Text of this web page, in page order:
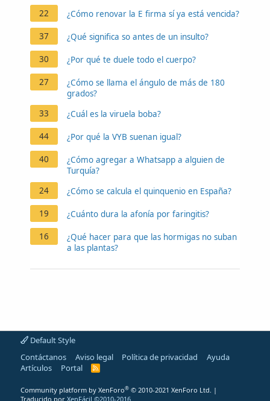
22 ¿Cómo renovar la E firma sí ya está vencida?
37 ¿Qué significa so antes de un insulto?
30 ¿Por qué te duele todo el cuerpo?
27
¿Cómo se llama el ángulo de más de 180
grados?
33
¿Cuál es la viruela boba?
44 ¿Por qué la VYB suenan igual?
40
¿Cómo agregar a Whatsapp a alguien de
Turquía?
24
¿Cómo se calcula el quinquenio en España?
19 ¿Cuánto dura la afonía por faringitis?
16
¿Qué hacer para que las hormigas no suban
a las plantas?
Default Style
Contáctanos
Aviso legal Política de privacidad
Ayuda
Artículos
Portal
R
Community platform by XenForo® © 2010-2021 XenForo Ltd. |
Traducido por XenFácil ©2010-2016